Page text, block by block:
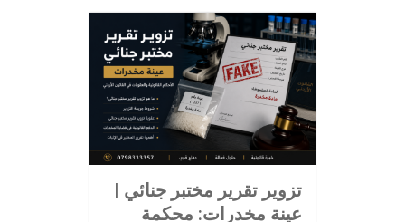
تزوير تقرير مختبر جنائي |
عينة مخدرات: محكمة